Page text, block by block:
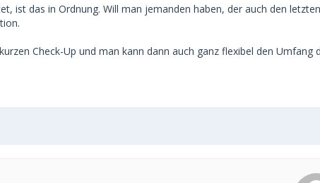
ist das in Ordnung. Will man jemanden haben, der auch den letzten
Check-Up und man kann dann auch ganz flexibel den Umfang